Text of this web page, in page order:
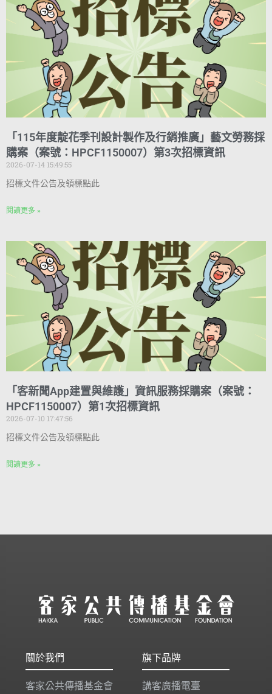
「115年度靛花季刊設計製作及行銷推廣」藝文勞務採
購案（案號：HPCF1150007）第3次招標資訊
2026-07-14 15:49:55
招標文件公告及領標點此
閱讀更多 »
「客新聞App建置與維護」資訊服務採購案（案號：
HPCF1150007）第1次招標資訊
2026-07-10 17:47:56
招標文件公告及領標點此
閱讀更多 »
關於我們
客家公共傳播基金會
旗下品牌
講客廣播電臺